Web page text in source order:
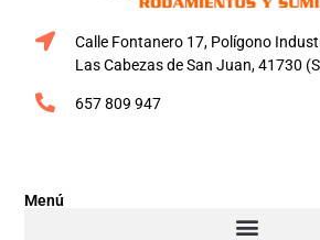
Calle Fontanero 17, Polígono
Las Cabezas de San Juan, 41730
657 809 947
Menú